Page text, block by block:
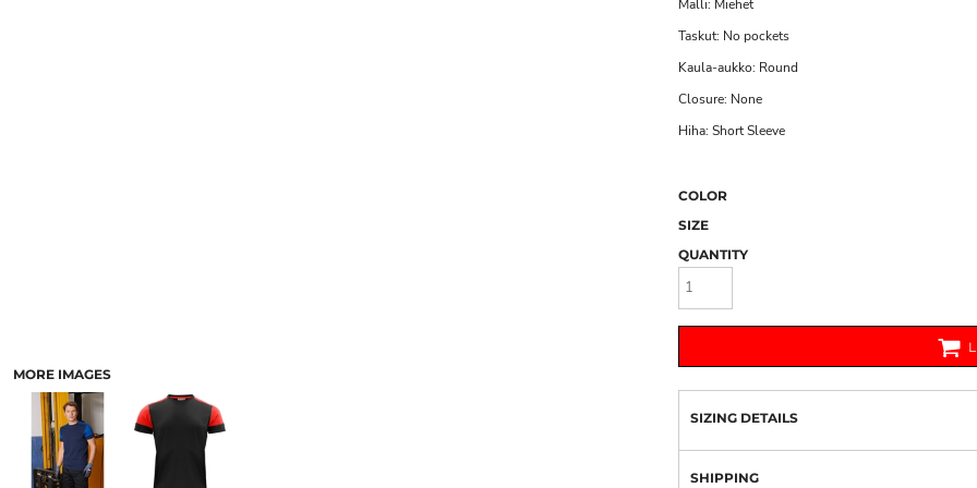
MORE IMAGES
Malli: Miehet
Taskut: No pockets
Kaula-aukko: Round
Closure: None
Hiha: Short Sleeve
COLOR
SIZE
QUANTITY
SIZING DETAILS
SHIPPING